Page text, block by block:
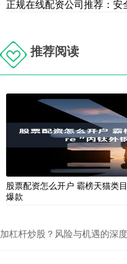
正规在线配资公司推荐：安
推荐阅读
股票配资怎么开户 霸榜天猫类
爆款
加杠杆炒股？风险与机遇的深